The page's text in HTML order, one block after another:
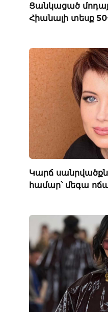
Ցանկացած
Հիանալի տեսք
Կարճ
համար՝ մեգա